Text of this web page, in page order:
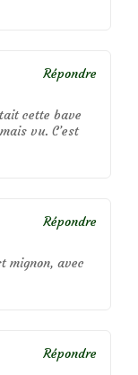
cette bave
vu. C’est
Répondre
mignon, avec
Répondre
Répondre